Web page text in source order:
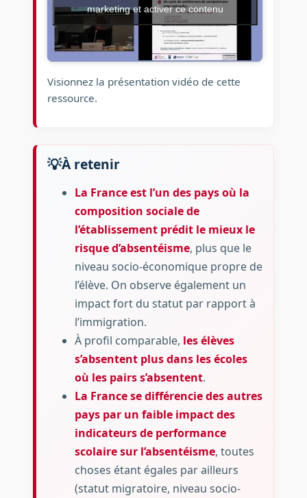
marketing et activer ce contenu
Visionnez la présentation vidéo de cette
ressource.
À retenir
La France est l’un des pays où la
composition sociale de
l’établissement prédit le mieux le
risque d’absentéisme, plus que le
niveau socio-économique propre de
l’élève. On observe également un
impact fort du statut par rapport à
l’immigration.
À profil comparable, les élèves
s’absentent plus dans les écoles
où les pairs s’absentent.
La France se différencie des autres
pays par un faible impact des
indicateurs de performance
scolaire sur l’absentéisme, toutes
choses étant égales par ailleurs
(statut migratoire, niveau socio-